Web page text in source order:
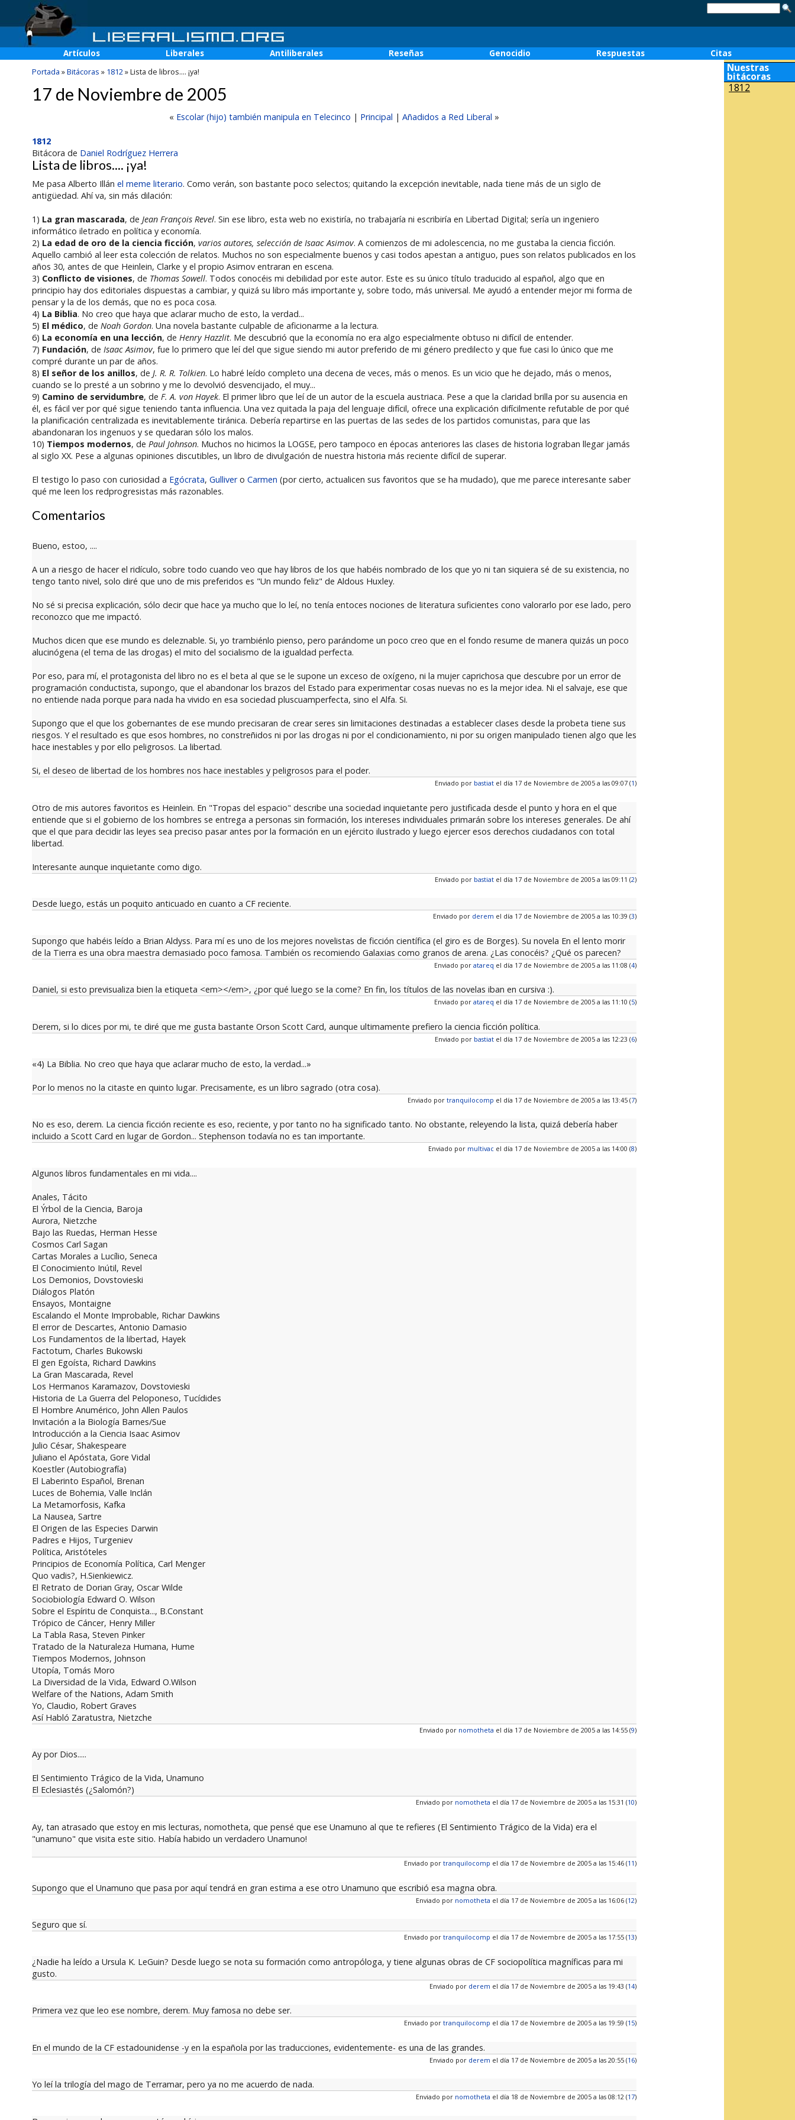
Artículos Liberales Antiliberales Reseñas Genocidio Respuestas
Citas
Portada »Bitácoras » 1812»Lista de libros.... ¡ya!
17 de Noviembre de 2005
« Escolar (hijo) también manipula en Telecinco | Principal | Añadidos a Red Liberal »
1812
Bitácora de Daniel Rodríguez Herrera
Lista de libros.... ¡ya!
Me pasa Alberto Illán el meme literario. Como verán, son bastante poco selectos; quitando la excepción inevitable, nada tiene más de un siglo de
antigüedad. Ahí va, sin más dilación:
1) La gran mascarada, de Jean François Revel. Sin ese libro, esta web no existiría, no trabajaría ni escribiría en Libertad Digital; sería un ingeniero
informático iletrado en política y economía.
2) La edad de oro de la ciencia ficción, varios autores, selección de Isaac Asimov. A comienzos de mi adolescencia, no me gustaba la ciencia ficción.
Aquello cambió al leer esta colección de relatos. Muchos no son especialmente buenos y casi todos apestan a antiguo, pues son relatos publicados en los
años 30, antes de que Heinlein, Clarke y el propio Asimov entraran en escena.
3) Conflicto de visiones, de Thomas Sowell. Todos conocéis mi debilidad por este autor. Este es su único título traducido al español, algo que en
principio hay dos editoriales dispuestas a cambiar, y quizá su libro más importante y, sobre todo, más universal. Me ayudó a entender mejor mi forma de
pensar y la de los demás, que no es poca cosa.
4) La Biblia. No creo que haya que aclarar mucho de esto, la verdad...
5) El médico, de Noah Gordon. Una novela bastante culpable de aficionarme a la lectura.
6) La economía en una lección, de Henry Hazzlit. Me descubrió que la economía no era algo especialmente obtuso ni difícil de entender.
7) Fundación, de Isaac Asimov, fue lo primero que leí del que sigue siendo mi autor preferido de mi género predilecto y que fue casi lo único que me
compré durante un par de años.
8) El señor de los anillos, de J. R. R. Tolkien. Lo habré leído completo una decena de veces, más o menos. Es un vicio que he dejado, más o menos,
cuando se lo presté a un sobrino y me lo devolvió desvencijado, el muy...
9) Camino de servidumbre, de F. A. von Hayek. El primer libro que leí de un autor de la escuela austriaca. Pese a que la claridad brilla por su ausencia en
él, es fácil ver por qué sigue teniendo tanta influencia. Una vez quitada la paja del lenguaje difícil, ofrece una explicación difícilmente refutable de por qué
la planificación centralizada es inevitablemente tiránica. Debería repartirse en las puertas de las sedes de los partidos comunistas, para que las
abandonaran los ingenuos y se quedaran sólo los malos.
10) Tiempos modernos, de Paul Johnson. Muchos no hicimos la LOGSE, pero tampoco en épocas anteriores las clases de historia lograban llegar jamás
al siglo XX. Pese a algunas opiniones discutibles, un libro de divulgación de nuestra historia más reciente difícil de superar.
El testigo lo paso con curiosidad a Egócrata, Gullivero Carmen (por cierto, actualicen sus favoritos que se ha mudado), que me parece interesante saber
qué me leen los redprogresistas más razonables.
Comentarios
Bueno, estoo, ....
A un a riesgo de hacer el ridículo, sobre todo cuando veo que hay libros de los que habéis nombrado de los que yo ni tan siquiera sé de su existencia, no
tengo tanto nivel, solo diré que uno de mis preferidos es "Un mundo feliz" de Aldous Huxley.
No sé si precisa explicación, sólo decir que hace ya mucho que lo leí, no tenía entoces nociones de literatura suficientes cono valorarlo por ese lado, pero
reconozco que me impactó.
Muchos dicen que ese mundo es deleznable. Si, yo trambiénlo pienso, pero parándome un poco creo que en el fondo resume de manera quizás un poco
alucinógena (el tema de las drogas) el mito del socialismo de la igualdad perfecta.
Por eso, para mí, el protagonista del libro no es el beta al que se le supone un exceso de oxígeno, ni la mujer caprichosa que descubre por un error de
programación conductista, supongo, que el abandonar los brazos del Estado para experimentar cosas nuevas no es la mejor idea. Ni el salvaje, ese que
no entiende nada porque para nada ha vivido en esa sociedad pluscuamperfecta, sino el Alfa. Si.
Supongo que el que los gobernantes de ese mundo precisaran de crear seres sin limitaciones destinadas a establecer clases desde la probeta tiene sus
riesgos. Y el resultado es que esos hombres, no constreñidos ni por las drogas ni por el condicionamiento, ni por su origen manipulado tienen algo que les
hace inestables y por ello peligrosos. La libertad.
Si, el deseo de libertad de los hombres nos hace inestables y peligrosos para el poder.
Enviado por bastiat el día 17 de Noviembre de 2005 a las 09:07 (1)
Otro de mis autores favoritos es Heinlein. En "Tropas del espacio" describe una sociedad inquietante pero justificada desde el punto y hora en el que
entiende que si el gobierno de los hombres se entrega a personas sin formación, los intereses individuales primarán sobre los intereses generales. De ahí
que el que para decidir las leyes sea preciso pasar antes por la formación en un ejército ilustrado y luego ejercer esos derechos ciudadanos con total
libertad.
Interesante aunque inquietante como digo.
Enviado por bastiat el día 17 de Noviembre de 2005 a las 09:11 (2)
Desde luego, estás un poquito anticuado en cuanto a CF reciente.
Enviado por derem el día 17 de Noviembre de 2005 a las 10:39 (3)
Supongo que habéis leído a Brian Aldyss. Para mí es uno de los mejores novelistas de ficción científica (el giro es de Borges). Su novela En el lento morir
de la Tierra es una obra maestra demasiado poco famosa. También os recomiendo Galaxias como granos de arena. ¿Las conocéis? ¿Qué os parecen?
Enviado poratareq el día 17 de Noviembre de 2005 a las 11:08 (4)
Daniel, si esto previsualiza bien la etiqueta <em></em>, ¿por qué luego se la come? En fin, los títulos de las novelas iban en cursiva :).
Enviado poratareq el día 17 de Noviembre de 2005 a las 11:10 (5)
Derem, si lo dices por mi, te diré que me gusta bastante Orson Scott Card, aunque ultimamente prefiero la ciencia ficción política.
Enviado por bastiat el día 17 de Noviembre de 2005 a las 12:23 (6)
«4) La Biblia. No creo que haya que aclarar mucho de esto, la verdad...»
Por lo menos no la citaste en quinto lugar. Precisamente, es un libro sagrado (otra cosa).
Enviado portranquilocomp el día 17 de Noviembre de 2005 a las 13:45 (7)
No es eso, derem. La ciencia ficción reciente es eso, reciente, y por tanto no ha significado tanto. No obstante, releyendo la lista, quizá debería haber
incluido a Scott Card en lugar de Gordon... Stephenson todavía no es tan importante.
Enviado por multivac el día 17 de Noviembre de 2005 a las 14:00 (8)
Algunos libros fundamentales en mi vida....
Anales, Tácito
El Ýrbol de la Ciencia, Baroja
Aurora, Nietzche
Bajo las Ruedas, Herman Hesse
Cosmos Carl Sagan
Cartas Morales a Lucílio, Seneca
El Conocimiento Inútil, Revel
Los Demonios, Dovstovieski
Diálogos Platón
Ensayos, Montaigne
Escalando el Monte Improbable, Richar Dawkins
El error de Descartes, Antonio Damasio
Los Fundamentos de la libertad, Hayek
Factotum, Charles Bukowski
El gen Egoísta, Richard Dawkins
La Gran Mascarada, Revel
Los Hermanos Karamazov, Dovstovieski
Historia de La Guerra del Peloponeso, Tucídides
El Hombre Anumérico, John Allen Paulos
Invitación a la Biología Barnes/Sue
Introducción a la Ciencia Isaac Asimov
Julio César, Shakespeare
Juliano el Apóstata, Gore Vidal
Koestler (Autobiografía)
El Laberinto Español, Brenan
Luces de Bohemia, Valle Inclán
La Metamorfosis, Kafka
La Nausea, Sartre
El Origen de las Especies Darwin
Padres e Hijos, Turgeniev
Política, Aristóteles
Principios de Economía Política, Carl Menger
Quo vadis?, H.Sienkiewicz.
El Retrato de Dorian Gray, Oscar Wilde
Sociobiología Edward O. Wilson
Sobre el Espíritu de Conquista..., B.Constant
Trópico de Cáncer, Henry Miller
La Tabla Rasa, Steven Pinker
Tratado de la Naturaleza Humana, Hume
Tiempos Modernos, Johnson
Utopía, Tomás Moro
La Diversidad de la Vida, Edward O.Wilson
Welfare of the Nations, Adam Smith
Yo, Claudio, Robert Graves
Así Habló Zaratustra, Nietzche
Enviado por nomotheta el día 17 de Noviembre de 2005 a las 14:55 (9)
Ay por Dios.....
El Sentimiento Trágico de la Vida, Unamuno
El Eclesiastés (¿Salomón?)
Enviado por nomotheta el día 17 de Noviembre de 2005 a las 15:31 (10)
Ay, tan atrasado que estoy en mis lecturas, nomotheta, que pensé que ese Unamuno al que te refieres (El Sentimiento Trágico de la Vida) era el
"unamuno" que visita este sitio. Había habido un verdadero Unamuno!
Enviado portranquilocomp el día 17 de Noviembre de 2005 a las 15:46 (11)
Supongo que el Unamuno que pasa por aquí tendrá en gran estima a ese otro Unamuno que escribió esa magna obra.
Enviado por nomotheta el día 17 de Noviembre de 2005 a las 16:06 (12)
Seguro que sí.
Enviado portranquilocomp el día 17 de Noviembre de 2005 a las 17:55 (13)
¿Nadie ha leído a Ursula K. LeGuin? Desde luego se nota su formación como antropóloga, y tiene algunas obras de CF sociopolítica magníficas para mi
gusto.
Enviado por derem el día 17 de Noviembre de 2005 a las 19:43 (14)
Primera vez que leo ese nombre, derem. Muy famosa no debe ser.
Enviado portranquilocomp el día 17 de Noviembre de 2005 a las 19:59 (15)
En el mundo de la CF estadounidense -y en la española por las traducciones, evidentemente- es una de las grandes.
Enviado por derem el día 17 de Noviembre de 2005 a las 20:55 (16)
Yo leí la trilogía del mago de Terramar, pero ya no me acuerdo de nada.
Enviado por nomotheta el día 18 de Noviembre de 2005 a las 08:12 (17)
Nuestras
bitácoras
1812